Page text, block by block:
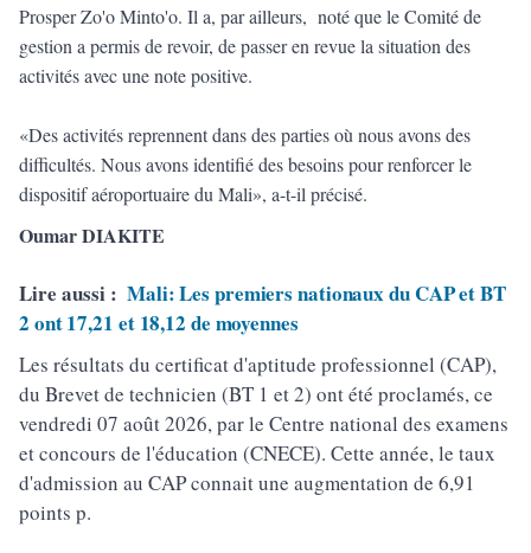
Prosper Zo'o Minto'o. Il a, par ailleurs, noté que le Comité de
gestion a permis de revoir, de passer en revue la situation des
activités avec une note positive.
«Des activités reprennent dans des parties où nous avons des
difficultés. Nous avons identifié des besoins pour renforcer le
dispositif aéroportuaire du Mali», a-t-il précisé.
Oumar DIAKITE
Lire aussi : Mali: Les premiers nationaux du CAP et BT
2 ont 17,21 et 18,12 de moyennes
Les résultats du certificat d'aptitude professionnel (CAP),
du Brevet de technicien (BT 1 et 2) ont été proclamés, ce
vendredi 07 août 2026, par le Centre national des examens
et concours de l'éducation (CNECE). Cette année, le taux
d'admission au CAP connait une augmentation de 6,91
points p.